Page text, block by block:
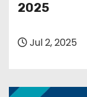
2025
Jul 2, 2025